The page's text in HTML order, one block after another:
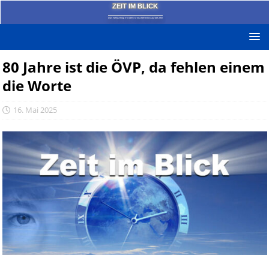
ZEIT IM BLICK
Das News-Blog mit dem kritischen Blick auf die Zeit!
80 Jahre ist die ÖVP, da fehlen einem
die Worte
16. Mai 2025